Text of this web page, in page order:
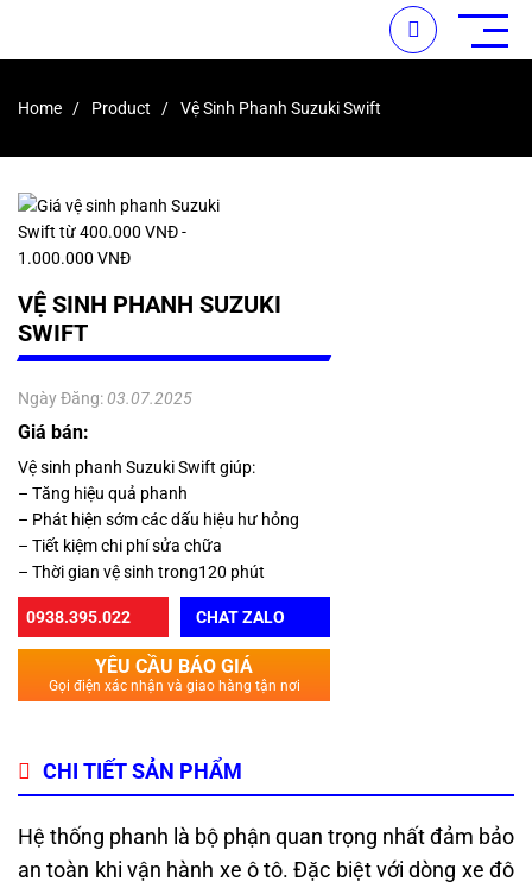
Home Product Vệ Sinh Phanh Suzuki Swift
VỆ SINH PHANH SUZUKI
SWIFT
Ngày Đăng:03.07.2025
Giá bán:
Vệ sinh phanh Suzuki Swift giúp:
– Tăng hiệu quả phanh
– Phát hiện sớm các dấu hiệu hư hỏng
– Tiết kiệm chi phí sửa chữa
– Thời gian vệ sinh trong120 phút
0938.395.022 CHAT ZALO
YÊU CẦU BÁO GIÁ
Gọi điện xác nhận và giao hàng tận nơi
CHI TIẾT SẢN PHẨM
Hệ thống phanh là bộ phận quan trọng nhất đảm bảo
an toàn khi vận hành xe ô tô. Đặc biệt với dòng xe đô